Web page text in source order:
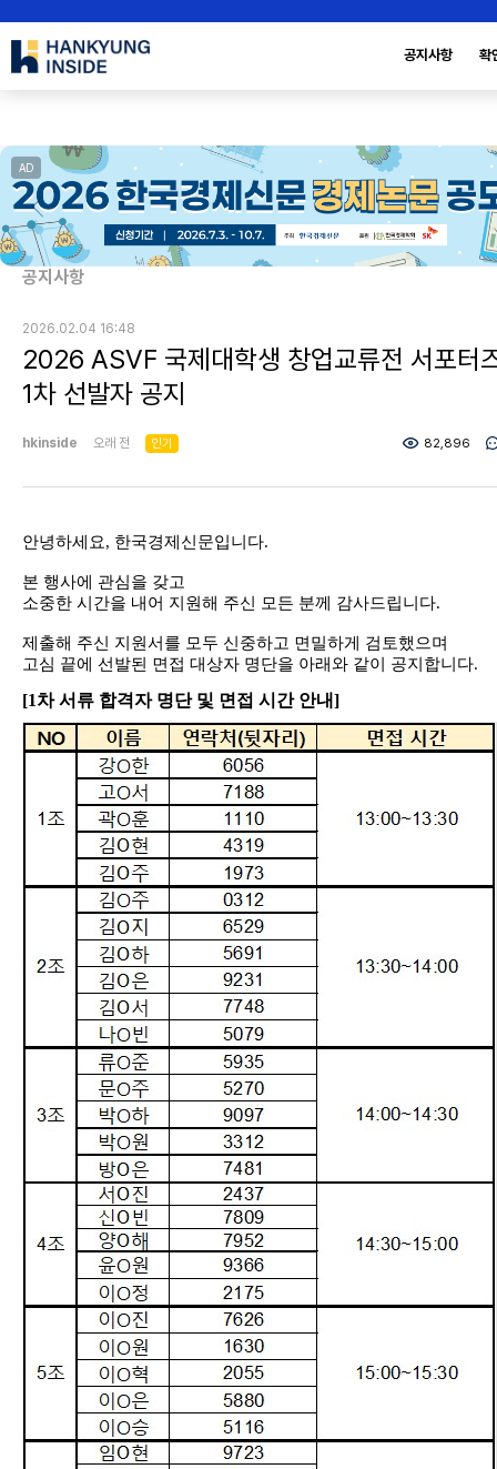
공지사항 확
AD
공지사항
2026.02.04 16:48
2026 ASVF 국제대학생 창업교류전 서포터
1차 선발자 공지
hkinside 오래 전 인기 82,896
안녕하세요, 한국경제신문입니다.
본 행사에 관심을 갖고
소중한 시간을 내어 지원해 주신 모든 분께 감사드립니다.
제출해 주신 지원서를 모두 신중하고 면밀하게 검토했으며
고심 끝에 선발된 면접 대상자 명단을 아래와 같이 공지합니다.
[1차 서류 합격자 명단 및 면접 시간 안내]